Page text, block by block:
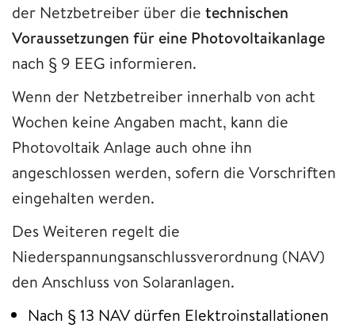
der Netzbetreiber über die technischen
Voraussetzungen für eine Photovoltaikanlage
nach § 9 EEG informieren.
Wenn der Netzbetreiber innerhalb von acht
Wochen keine Angaben macht, kann die
Photovoltaik Anlage auch ohne ihn
angeschlossen werden, sofern die Vorschriften
eingehalten werden.
Des Weiteren regelt die
Niederspannungsanschlussverordnung (NAV)
den Anschluss von Solaranlagen.
Nach § 13 NAV dürfen Elektroinstallationen